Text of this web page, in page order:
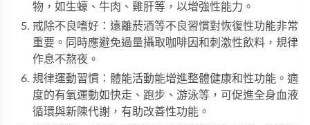
物，如生蠔、牛肉、雞肝等，以增強性能力。
戒除不良嗜好：遠離菸酒等不良習慣對恢復性功能非常
重要。同時應避免過量攝取咖啡因和刺激性飲料，規律
作息不熬夜。
規律運動習慣：體能活動能增進整體健康和性功能。適
度的有氧運動如快走、跑步、游泳等，可促進全身血液
循環與新陳代謝，有助改善性功能。